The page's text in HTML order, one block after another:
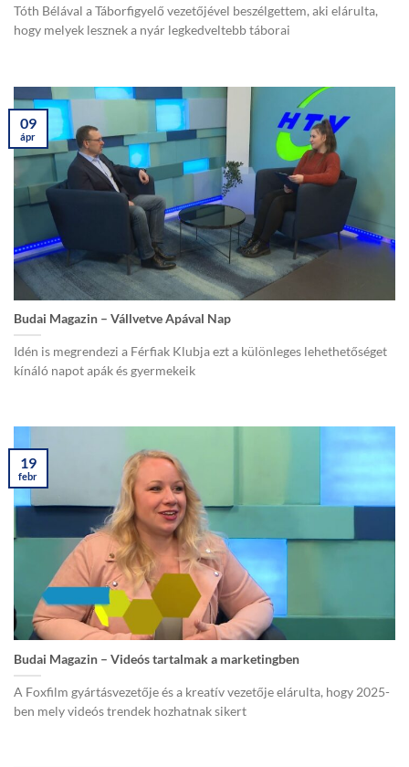
Tóth Bélával a Táborfigyelő vezetőjével beszélgettem, aki elárulta,
hogy melyek lesznek a nyár legkedveltebb táborai
Budai Magazin – Vállvetve Apával Nap
Idén is megrendezi a Férfiak Klubja ezt a különleges lehethetőséget
kínáló napot apák és gyermekeik
09
ápr
Budai Magazin – Videós tartalmak a marketingben
A Foxfilm gyártásvezetője és a kreatív vezetője elárulta, hogy 2025-
ben mely videós trendek hozhatnak sikert
19
febr